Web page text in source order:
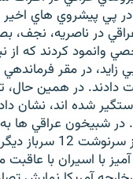
در ناصريه، نجف،
وانمود كردند كه از
زايد، در مقر
در همين حال،
شده اند، نشان
در شبيخون عراقي ها
نظامي آمريكائي، ده
با اسيران با عاقبت